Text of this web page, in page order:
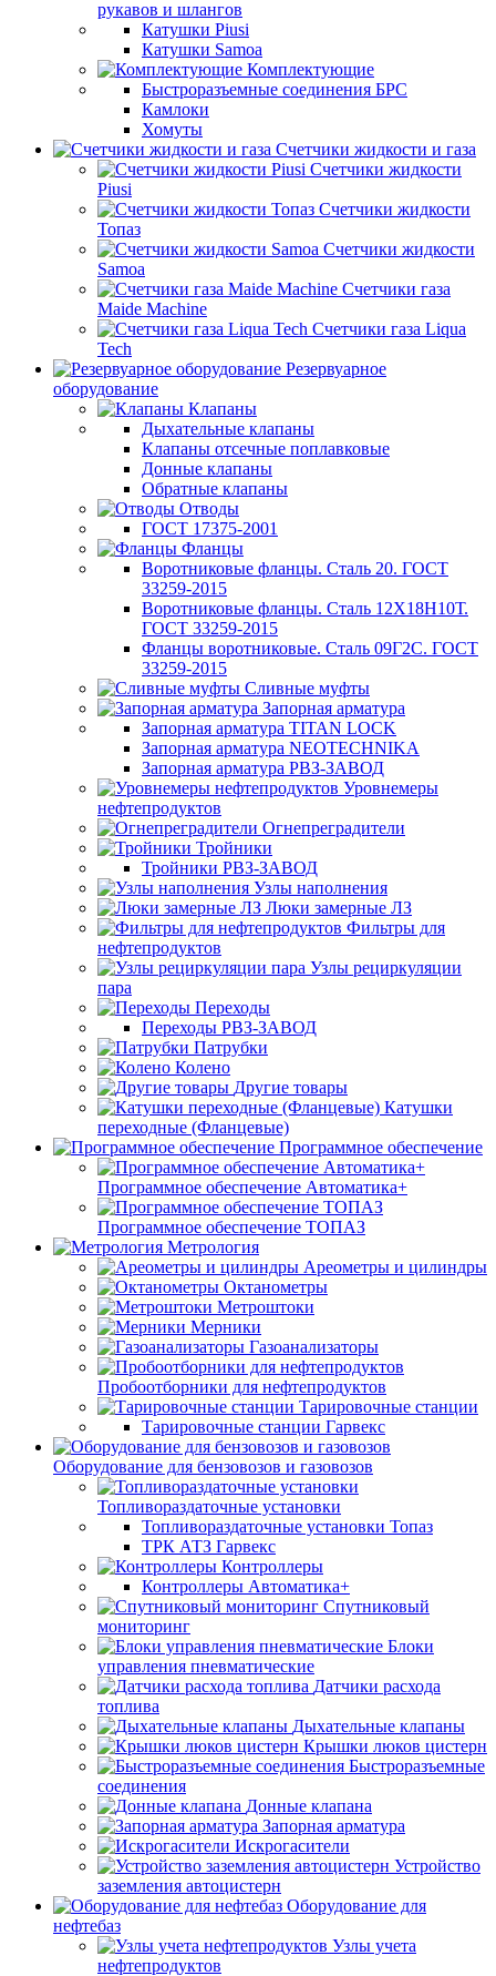
рукавов и шлангов
Катушки Piusi
Катушки Samoa
Комплектующие
Быстроразъемные соединения БРС
Камлоки
Хомуты
Счетчики жидкости и газа
Счетчики жидкости
Piusi
Счетчики жидкости
Топаз
Счетчики жидкости
Samoa
Счетчики газа
Maide Machine
Счетчики газа Liqua
Tech
Резервуарное
оборудование
Клапаны
Дыхательные клапаны
Клапаны отсечные поплавковые
Донные клапаны
Обратные клапаны
Отводы
ГОСТ 17375-2001
Фланцы
Воротниковые фланцы. Сталь 20. ГОСТ
33259-2015
Воротниковые фланцы. Сталь 12Х18Н10Т.
ГОСТ 33259-2015
Фланцы воротниковые. Сталь 09Г2С. ГОСТ
33259-2015
Сливные муфты
Запорная арматура
Запорная арматура TITAN LOCK
Запорная арматура NEOTECHNIKA
Запорная арматура РВЗ-ЗАВОД
Уровнемеры
нефтепродуктов
Огнепреградители
Тройники
Тройники РВЗ-ЗАВОД
Узлы наполнения
Люки замерные ЛЗ
Фильтры для
нефтепродуктов
Узлы рециркуляции
пара
Переходы
Переходы РВЗ-ЗАВОД
Патрубки
Колено
Другие товары
Катушки
переходные (Фланцевые)
Программное обеспечение
Программное обеспечение Автоматика+
Программное обеспечение ТОПАЗ
Метрология
Ареометры и цилиндры
Октанометры
Метроштоки
Мерники
Газоанализаторы
Пробоотборники для нефтепродуктов
Тарировочные станции
Тарировочные станции Гарвекс
Оборудование для бензовозов и газовозов
Топливораздаточные установки
Топливораздаточные установки Топаз
ТРК АТЗ Гарвекс
Контроллеры
Контроллеры Автоматика+
Спутниковый
мониторинг
Блоки
управления пневматические
Датчики расхода
топлива
Дыхательные клапаны
Крышки люков цистерн
Быстроразъемные
соединения
Донные клапана
Запорная арматура
Искрогасители
Устройство
заземления автоцистерн
Оборудование для
нефтебаз
Узлы учета
нефтепродуктов